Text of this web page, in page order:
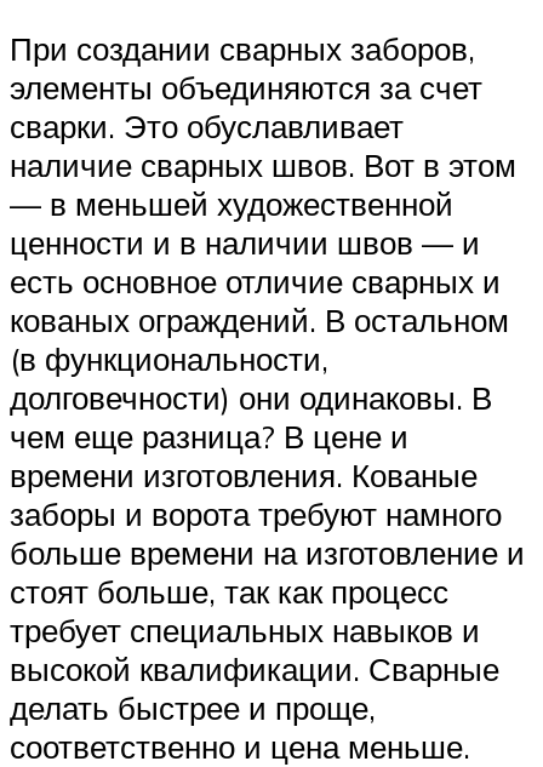
При создании сварных заборов,
элементы объединяются за счет
сварки. Это обуславливает
наличие сварных швов. Вот в этом
— в меньшей художественной
ценности и в наличии швов — и
есть основное отличие сварных и
кованых ограждений. В остальном
(в функциональности,
долговечности) они одинаковы. В
чем еще разница? В цене и
времени изготовления. Кованые
заборы и ворота требуют намного
больше времени на изготовление и
стоят больше, так как процесс
требует специальных навыков и
высокой квалификации. Сварные
делать быстрее и проще,
соответственно и цена меньше.